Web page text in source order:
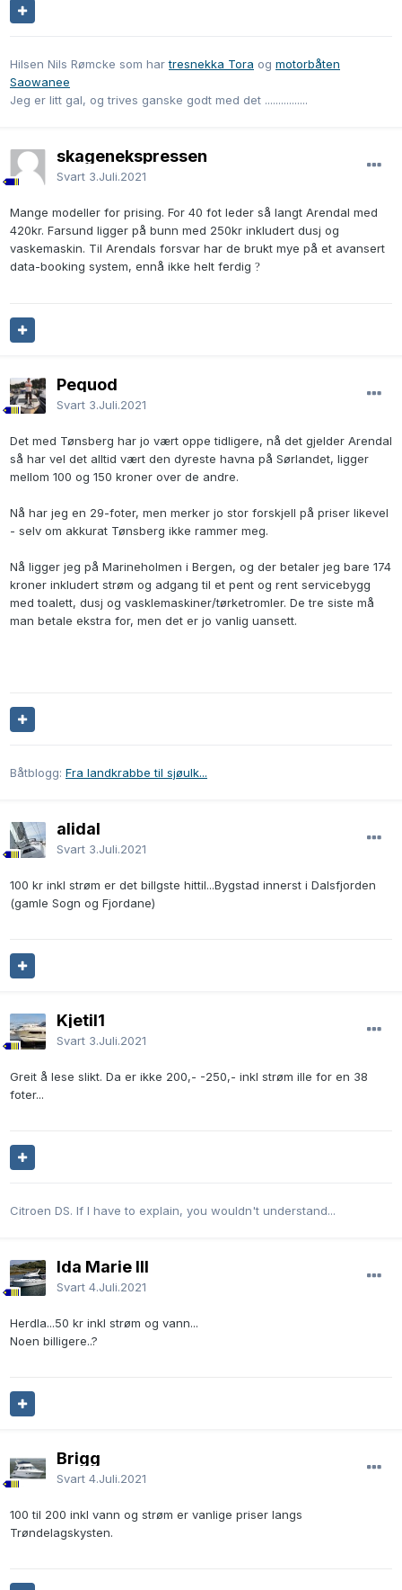
Hilsen Nils Rømcke som hartresnekka Tora og motorbåten
Saowanee
Jeg er litt gal, og trives ganske godt med det ................
skagenekspressen
Svart 3.Juli.2021
Mange modeller for prising. For 40 fot leder så langt Arendal med
420kr. Farsund ligger på bunn med 250kr inkludert dusj og
vaskemaskin. Til Arendals forsvar har de brukt mye på et avansert
data-booking system, ennå ikke helt ferdig ?
Pequod
Svart 3.Juli.2021
Det med Tønsberg har jo vært oppe tidligere, nå det gjelder Arendal
så har vel det alltid vært den dyreste havna på Sørlandet, ligger
mellom 100 og 150 kroner over de andre.
Nå har jeg en 29-foter, men merker jo stor forskjell på priser likevel
- selv om akkurat Tønsberg ikke rammer meg.
Nå ligger jeg på Marineholmen i Bergen, og der betaler jeg bare 174
kroner inkludert strøm og adgang til et pent og rent servicebygg
med toalett, dusj og vasklemaskiner/tørketromler. De tre siste må
man betale ekstra for, men det er jo vanlig uansett.
Båtblogg: Fra landkrabbe til sjøulk...
alidal
Svart 3.Juli.2021
100 kr inkl strøm er det billgste hittil...Bygstad innerst i Dalsfjorden
(gamle Sogn og Fjordane)
Kjetil1
Svart 3.Juli.2021
Greit å lese slikt. Da er ikke 200,- -250,- inkl strøm ille for en 38
foter...
Citroen DS. If I have to explain, you wouldn't understand...
Ida Marie III
Svart 4.Juli.2021
Herdla...50 kr inkl strøm og vann...
Noen billigere..?
Brigg
Svart 4.Juli.2021
100 til 200 inkl vann og strøm er vanlige priser langs
Trøndelagskysten.